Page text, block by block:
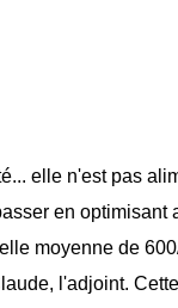
elle n'est pas
en optimisant
moyenne de
l'adjoint.